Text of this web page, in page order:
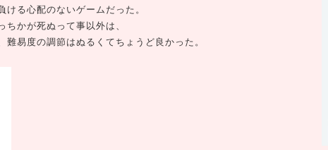
る心配のないゲームだった。
かが死ぬって事以外は、
易度の調節はぬるくてちょうど良かった。